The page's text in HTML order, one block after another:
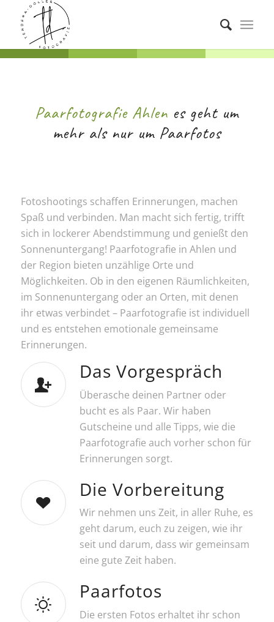
Paarfotografie Ahlen es geht um
mehr als nur um Paarfotos
Fotoshootings schaffen Erinnerungen, machen
Spaß und verbinden. Man macht sich fertig, trifft
sich in lockerer Abendstimmung und genießt den
Sonnenuntergang! Paarfotografie in Ahlen und
der Region bieten unzählige Orte und
Möglichkeiten. Ob in den eigenen Räumlichkeiten,
im Sonnenuntergang oder an Orten, mit denen
ihr etwas verbindet – Paarfotografie ist individuell
und es entstehen emotionale gemeinsame
Erinnerungen.
Das Vorgespräch
Überasche deinen Partner oder
bucht es als Paar. Wir haben
Gutscheine und alle Tipps, wie die
Paarfotografie auch vorher schon für
Erinnerungen sorgt.
Die Vorbereitung
Wir nehmen uns Zeit, in aller Ruhe, es
geht darum, euch zu zeigen, wie ihr
seit und darum, dass wir gemeinsam
eine gute Zeit haben.
Paarfotos
Die ersten Fotos erhaltet ihr schon